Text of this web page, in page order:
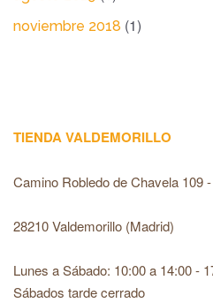
noviembre 2018 (1)
TIENDA VALDEMORILLO
Camino Robledo de Chavela 109
28210 Valdemorillo (Madrid)
Lunes a Sábado: 10:00 a 14:00 -
Sábados tarde cerrado